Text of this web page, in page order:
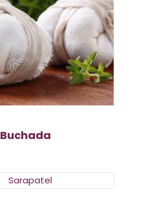
Buchada